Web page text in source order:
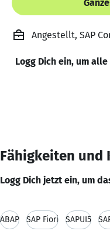
Angestellt, SAP
Logg Dich ein, um
Fähigkeiten und
Logg Dich jetzt ein, um
ABAP SAP Fiori SAPUI5